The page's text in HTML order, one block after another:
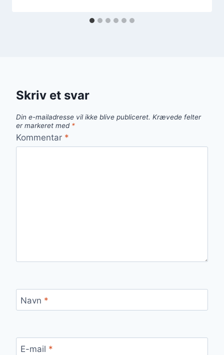
Skriv et svar
Din e-mailadresse vil ikke blive publiceret. Krævede felter
er markeret med *
Kommentar *
Navn *
E-mail *